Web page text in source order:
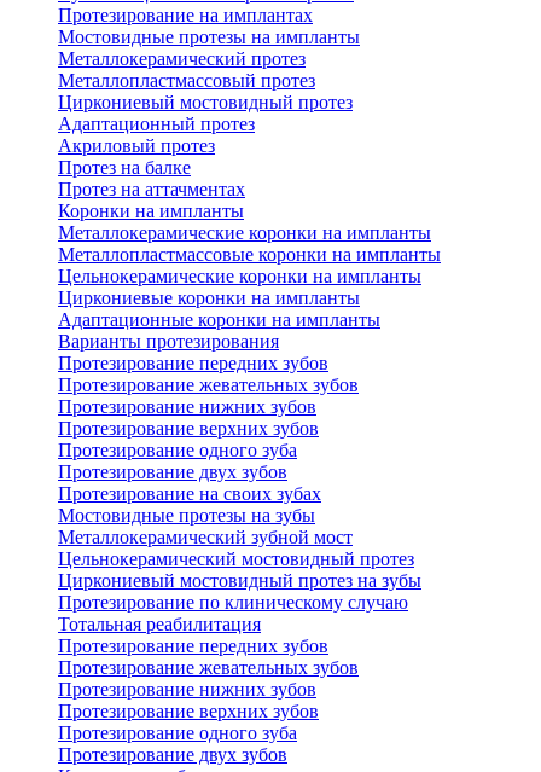
Протезирование на имплантах
Мостовидные протезы на импланты
Металлокерамический протез
Металлопластмассовый протез
Циркониевый мостовидный протез
Адаптационный протез
Акриловый протез
Протез на балке
Протез на аттачментах
Коронки на импланты
Металлокерамические коронки на импланты
Металлопластмассовые коронки на импланты
Цельнокерамические коронки на импланты
Циркониевые коронки на импланты
Адаптационные коронки на импланты
Варианты протезирования
Протезирование передних зубов
Протезирование жевательных зубов
Протезирование нижних зубов
Протезирование верхних зубов
Протезирование одного зуба
Протезирование двух зубов
Протезирование на своих зубах
Мостовидные протезы на зубы
Металлокерамический зубной мост
Цельнокерамический мостовидный протез
Циркониевый мостовидный протез на зубы
Протезирование по клиническому случаю
Тотальная реабилитация
Протезирование передних зубов
Протезирование жевательных зубов
Протезирование нижних зубов
Протезирование верхних зубов
Протезирование одного зуба
Протезирование двух зубов